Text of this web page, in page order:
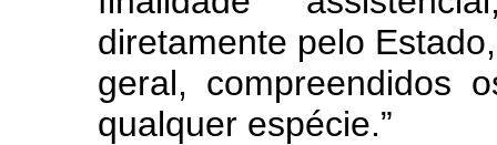
diretamente pelo
geral, compreendidos
qualquer espécie.”